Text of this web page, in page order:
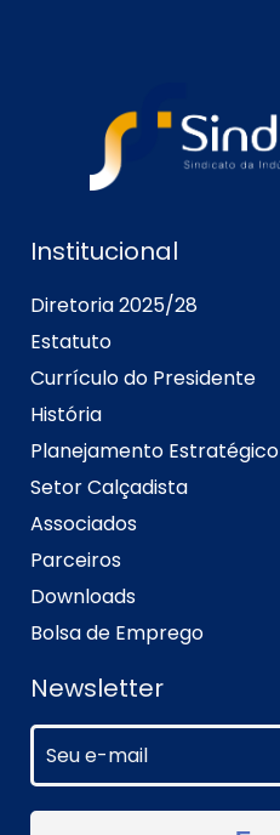
Institucional
Diretoria 2025/28
Estatuto
Currículo do Presidente
História
Planejamento Estratégico
Setor Calçadista
Associados
Parceiros
Downloads
Bolsa de Emprego
Newsletter